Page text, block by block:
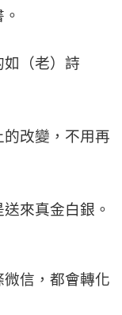
（老）詩
改變，不用再
來真金白銀。
信，都會轉化